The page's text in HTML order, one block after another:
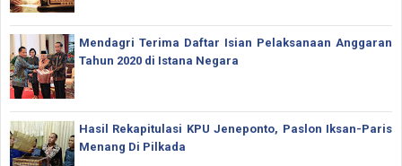
Mendagri Terima Daftar Isian Pelaksanaan Anggaran
Tahun 2020 di Istana Negara
Hasil Rekapitulasi KPU Jeneponto, Paslon Iksan-Paris
Menang Di Pilkada